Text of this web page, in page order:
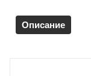
Meriva
Описание